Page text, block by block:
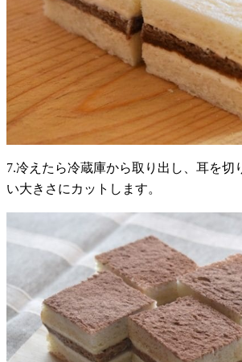
7.冷えたら冷蔵庫から取り出し、耳を切
い大きさにカットします。